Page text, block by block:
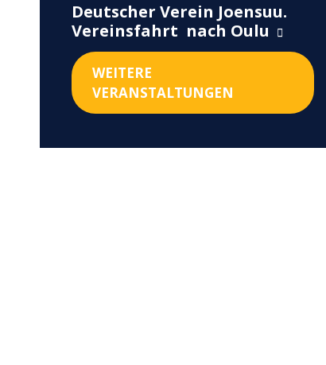
Deutscher Verein Joensuu.
Vereinsfahrt nach Oulu
WEITERE
VERANSTALTUNGEN